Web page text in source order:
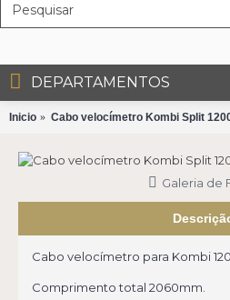
DEPARTAMENTOS
Inicio Cabo velocímetro Kombi Split
Galeria de
Cabo velocímetro para Kombi
Comprimento total 2060mm.